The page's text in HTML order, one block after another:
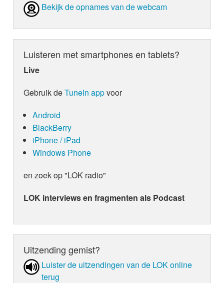
Bekijk de opnames van de webcam
Luisteren met smartphones en tablets?
Live
Gebruik deTuneIn appvoor
Android
BlackBerry
iPhone / iPad
Windows Phone
en zoek op "LOK radio"
LOK interviews en fragmenten als Podcast
Uitzending gemist?
Luister de uit­zen­din­gen van de LOK online
terug